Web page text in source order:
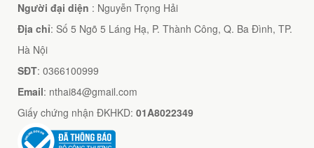
Người đại diện : Nguyễn Trọng Hải
Địa chỉ: Số 5 Ngõ 5 Láng Hạ, P. Thành Công, Q. Ba Đình, TP.
Hà Nội
SĐT: 0366100999
Email: nthai84@gmail.com
Giấy chứng nhận ĐKHKD: 01A8022349